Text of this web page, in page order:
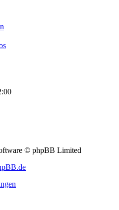
© phpBB Limited